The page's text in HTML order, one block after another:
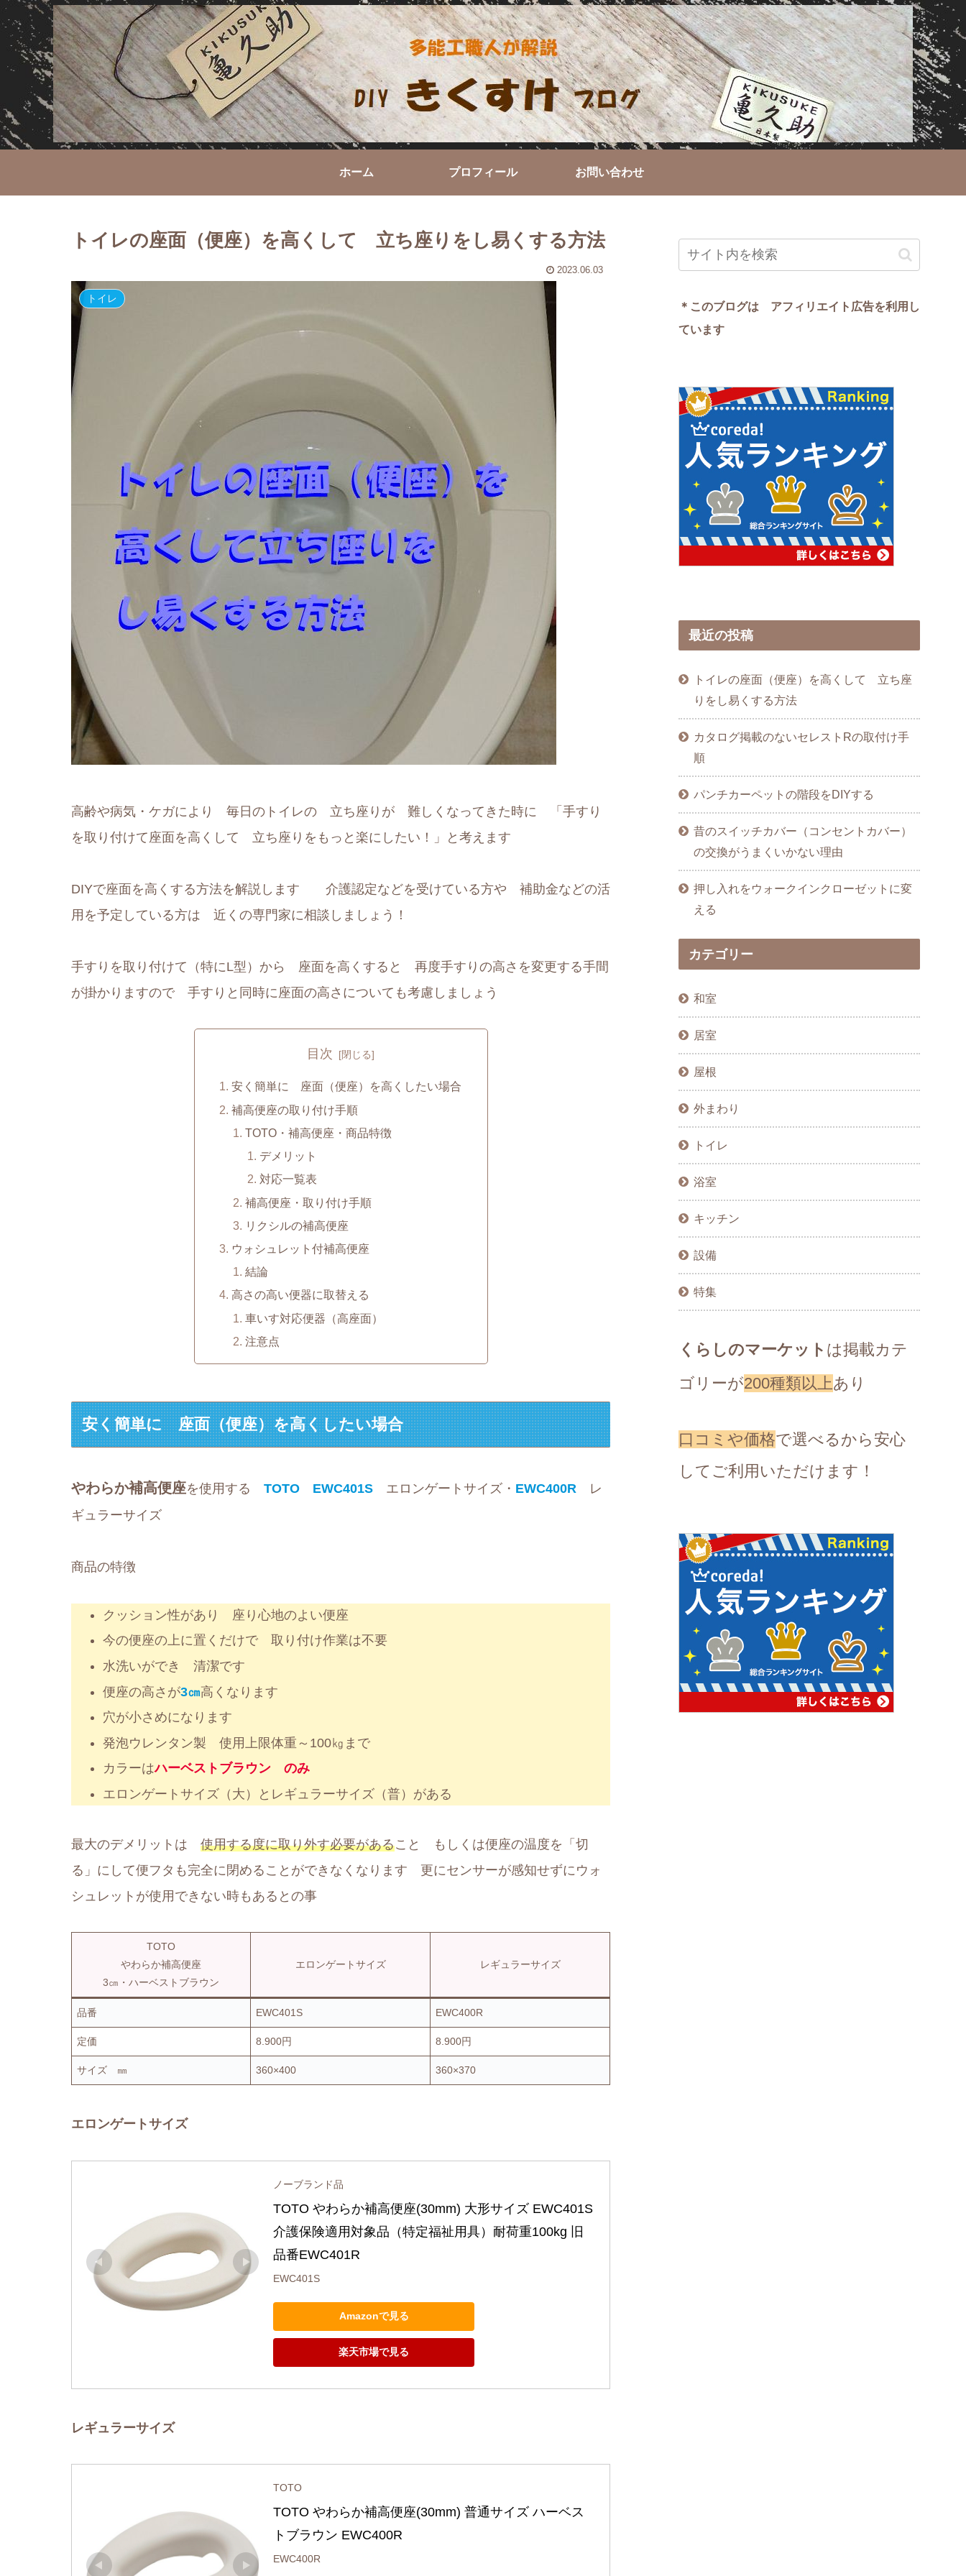
ホーム プロフィール お問い合わせ
トイレの座面（便座）を高くして 立ち座りをし易くする方法
2023.06.03
トイレ
高齢や病気・ケガにより 毎日のトイレの 立ち座りが 難しくなってきた時に 「手すり
を取り付けて座面を高くして 立ち座りをもっと楽にしたい！」と考えます
DIYで座面を高くする方法を解説します 介護認定などを受けている方や 補助金などの活
用を予定している方は 近くの専門家に相談しましょう！
手すりを取り付けて（特にL型）から 座面を高くすると 再度手すりの高さを変更する手間
が掛かりますので 手すりと同時に座面の高さについても考慮しましょう
目次
安く簡単に 座面（便座）を高くしたい場合
補高便座の取り付け手順
TOTO・補高便座・商品特徴
デメリット
対応一覧表
補高便座・取り付け手順
リクシルの補高便座
ウォシュレット付補高便座
結論
高さの高い便器に取替える
車いす対応便器（高座面）
注意点
安く簡単に 座面（便座）を高くしたい場合
やわらか補高便座を使用する TOTO EWC401S エロンゲートサイズ・ EWC400R レ
ギュラーサイズ
商品の特徴
クッション性があり 座り心地のよい便座
今の便座の上に置くだけで 取り付け作業は不要
水洗いができ 清潔です
便座の高さが3㎝高くなります
穴が小さめになります
発泡ウレンタン製 使用上限体重～100㎏まで
カラーはハーベストブラウン のみ
エロンゲートサイズ（大）とレギュラーサイズ（普）がある
最大のデメリットは 使用する度に取り外す必要があること もしくは便座の温度を「切
る」にして便フタも完全に閉めることができなくなります 更にセンサーが感知せずにウォ
シュレットが使用できない時もあるとの事
TOTO
やわらか補高便座
3㎝・ハーベストブラウン
エロンゲートサイズ レギュラーサイズ
品番 EWC401S EWC400R
定価 8.900円 8.900円
サイズ ㎜ 360×400 360×370
エロンゲートサイズ
ノーブランド品
TOTO やわらか補高便座(30mm) 大形サイズ EWC401S
介護保険適用対象品（特定福祉用具）耐荷重100kg 旧
品番EWC401R
EWC401S
Amazonで見る
楽天市場で見る
レギュラーサイズ
TOTO
TOTO やわらか補高便座(30mm) 普通サイズ ハーベス
トブラウン EWC400R
EWC400R
＊このブログは アフィリエイト広告を利用し
ています
最近の投稿
トイレの座面（便座）を高くして 立ち座
りをし易くする方法
カタログ掲載のないセレストRの取付け手
順
パンチカーペットの階段をDIYする
昔のスイッチカバー（コンセントカバー）
の交換がうまくいかない理由
押し入れをウォークインクローゼットに変
える
カテゴリー
和室
居室
屋根
外まわり
トイレ
浴室
キッチン
設備
特集
くらしのマーケット は掲載カテ
ゴリーが200種類以上あり
口コミや価格で選べるから安心
してご利用いただけます！